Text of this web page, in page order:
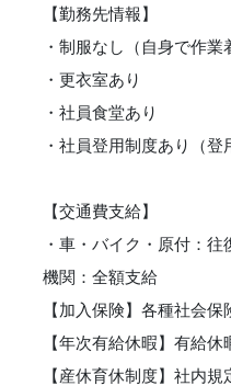
【勤務先情報】
・制服なし（自身で作業
・更衣室あり
・社員食堂あり
・社員登用制度あり（登
【交通費支給】
・車・バイク・原付：
機関：全額支給
【加入保険】各種社会保
【年次有給休暇】有給
【産休育休制度】社内規